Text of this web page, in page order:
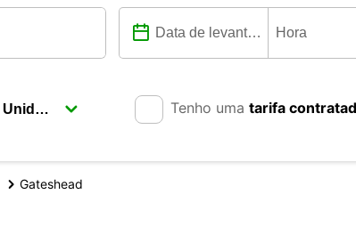
Tenho uma tarifa
Gateshead